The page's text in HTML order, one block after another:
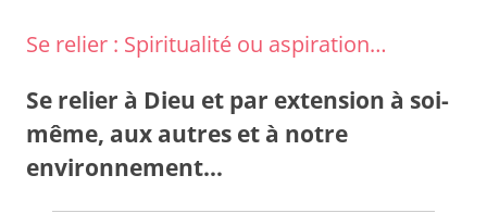
Se relier : Spiritualité ou aspiration…
Se relier à Dieu et par extension à soi-
même, aux autres et à notre
environnement…